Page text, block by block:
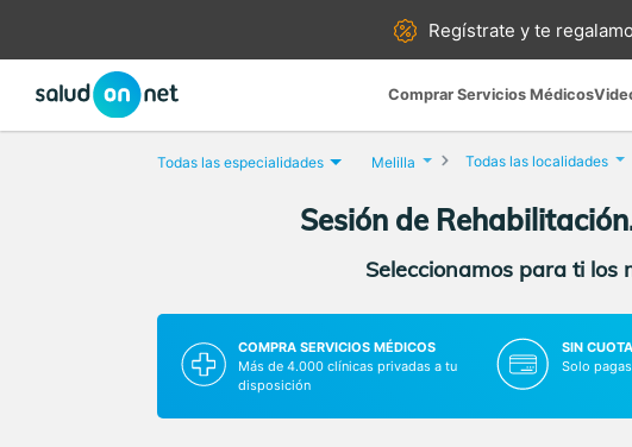
Regístrate yte
Comprar Servicios Médicos
Todas las especialidades Melilla Todas las localidades
Sesión de
Seleccionamos para ti los
COMPRA SERVICIOS MÉDICOS
Más de 4.000 clínicas privadas a tu
disposición
SIN
Solo